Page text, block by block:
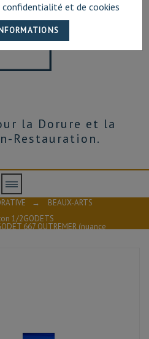
la Dorure et la
Restauration.
et de cookies
→ BEAUX-ARTS
1/2GODETS
667 OUTREMER (nuance